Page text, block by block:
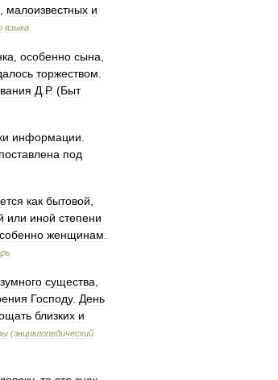
малоизвестных и
языка
особенно сына
торжеством
Д Р. (Быт
информации
поставлена под
как бытовой
или иной степени
женщинам
существа
Господу. День
близких и
(энциклопедический